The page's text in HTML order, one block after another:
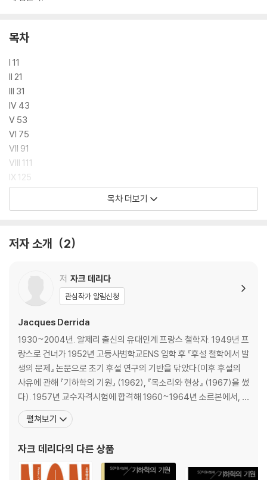
목차
I 11
II 21
III 31
IV 43
V 53
VI 75
VII 91
VIII 111
IX 125
X 149
목차 더보기
저자 소개 2
저 자크 데리다
관심작가 알림신청
Jacques Derrida
1930~2004년. 알제리 출신의 유대인계 프랑스 철학자. 1949년 프
랑스로 건너가 1952년 고등사범학교ENS 입학 후 『후설 철학에서 발
생의 문제』 논문으로 초기 후설 연구의 기반을 닦았다(이후 후설의
사유에 관해 『기하학의 기원』 (1962), 『목소리와 현상』 (1967)을 썼
다). 1957년 교수자격시험에 합격해 1960~1964년 소르본에서, 1
965~1984년 모교인 고등사범학교에서, 1984~1999년 사회과학
고등연구원에서 철학을 가르쳤다. 1968년 보수정권에 반기를 들고
을 결성했다. 1960년
펼쳐보기
자크 데리다의 다른 상품